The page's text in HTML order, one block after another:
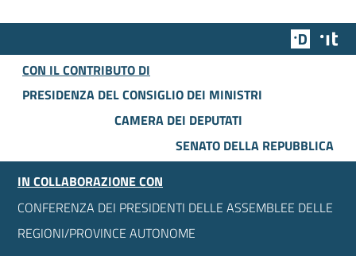
Team
CON IL CONTRIBUTO DI
PRESIDENZA DEL CONSIGLIO DEI MINISTRI
CAMERA DEI DEPUTATI
SENATO DELLA REPUBBLICA
IN COLLABORAZIONE CON
CONFERENZA DEI PRESIDENTI DELLE ASSEMBLEE DELLE
REGIONI/PROVINCE AUTONOME